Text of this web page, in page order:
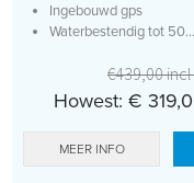
Ingebouwd gps
Waterbestendig tot 50...
€439,00
Howest: €
MEER INFO